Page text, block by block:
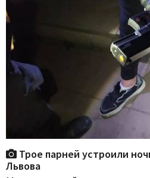
Трое парней устроили
Львова